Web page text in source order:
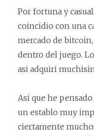
Por fortuna y
coincidio con una
mercado de
dentro del juego.
asi adquiri
Asi que he
un establo muy
ciertamente